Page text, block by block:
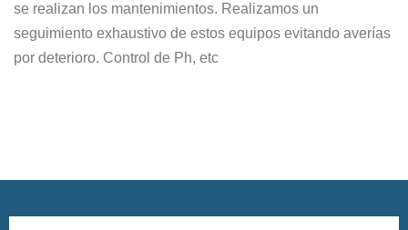
se realizan los mantenimientos. Realizamos un
seguimiento exhaustivo de estos equipos evitando averías
por deterioro. Control de Ph, etc